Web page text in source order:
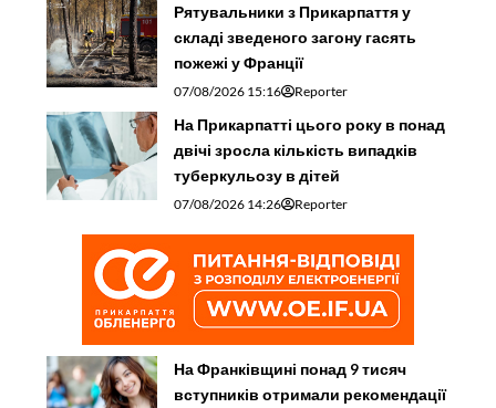
Рятувальники з Прикарпаття у
складі зведеного загону гасять
пожежі у Франції
07/08/2026 15:16 Reporter
На Прикарпатті цього року в понад
двічі зросла кількість випадків
туберкульозу в дітей
07/08/2026 14:26 Reporter
На Франківщині понад 9 тисяч
вступників отримали рекомендації